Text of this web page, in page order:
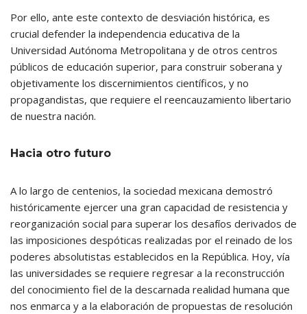
Por ello, ante este contexto de desviación histórica, es
crucial defender la independencia educativa de la
Universidad Autónoma Metropolitana y de otros centros
públicos de educación superior, para construir soberana y
objetivamente los discernimientos científicos, y no
propagandistas, que requiere el reencauzamiento libertario
de nuestra nación.
Hacia otro futuro
A lo largo de centenios, la sociedad mexicana demostró
históricamente ejercer una gran capacidad de resistencia y
reorganización social para superar los desafíos derivados de
las imposiciones despóticas realizadas por el reinado de los
poderes absolutistas establecidos en la República. Hoy, vía
las universidades se requiere regresar a la reconstrucción
del conocimiento fiel de la descarnada realidad humana que
nos enmarca y a la elaboración de propuestas de resolución